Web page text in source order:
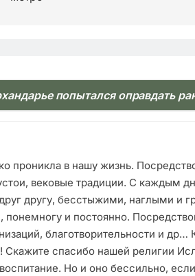
попытался оправдать
проникла в нашу жизнь.
вековые традиции. С каждым
другу, бесстыжими, наглыми и
и постоянно.
благотворительности и
спасибо нашей религии
Но и оно бессильно, если